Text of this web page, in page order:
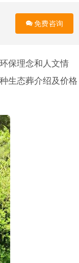
免费咨询
保理念和人文情
生态葬介绍及价格